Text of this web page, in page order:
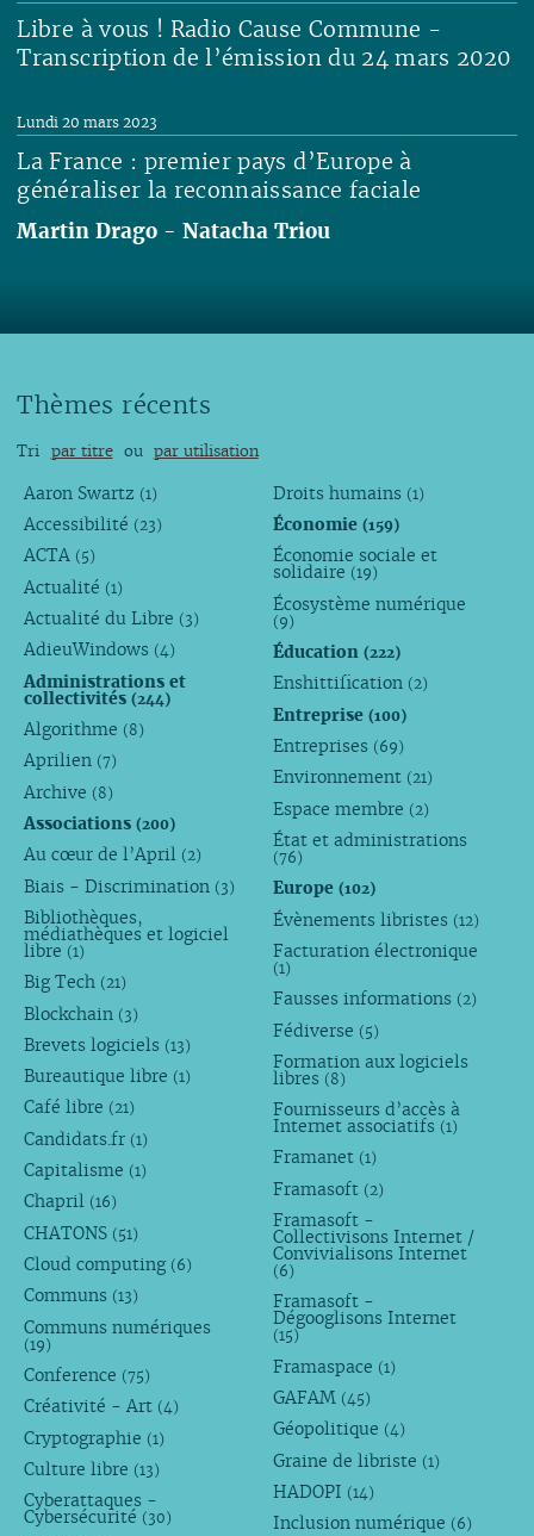
Libre à vous ! Radio Cause Commune -
Transcription de l’émission du 24 mars 2020
La France : premier pays d’Europe à
généraliser la reconnaissance faciale
Lundi 20 mars 2023
Martin Drago -Natacha Triou
Thèmes récents
Tri par titre ou par utilisation
Aaron Swartz (1)
Accessibilité (23)
ACTA (5)
Actualité (1)
Actualité du Libre (3)
AdieuWindows (4)
Administrations et
collectivités (244)
Algorithme (8)
Aprilien (7)
Archive (8)
Associations (200)
Au cœur de l’April (2)
Biais - Discrimination (3)
Bibliothèques,
médiathèques et logiciel
libre (1)
Big Tech (21)
Blockchain (3)
Brevets logiciels (13)
Bureautique libre (1)
Café libre (21)
Candidats.fr (1)
Capitalisme (1)
Chapril (16)
CHATONS (51)
Cloud computing (6)
Communs (13)
Communs numériques
(19)
Conference (75)
Créativité - Art (4)
Cryptographie (1)
Culture libre (13)
Cyberattaques -
Cybersécurité (30)
Droits humains (1)
Économie(159)
Économie sociale et
solidaire (19)
Écosystème numérique
(9)
Éducation(222)
Enshittification (2)
Entreprise(100)
Entreprises (69)
Environnement (21)
Espace membre (2)
État et administrations
(76)
Europe(102)
Évènements libristes (12)
Facturation électronique
(1)
Fausses informations (2)
Fédiverse (5)
Formation aux logiciels
libres (8)
Fournisseurs d’accès à
Internet associatifs (1)
Framanet (1)
Framasoft (2)
Framasoft -
Collectivisons Internet /
Convivialisons Internet
(6)
Framasoft -
Dégooglisons Internet
(15)
Framaspace (1)
GAFAM (45)
Géopolitique (4)
Graine de libriste (1)
HADOPI (14)
Inclusion numérique (6)